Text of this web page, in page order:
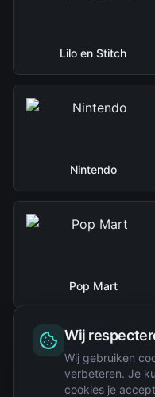
Lilo en Stitch
Nintendo
Pop Mart
Squishy
Wij
Wij gebruiken
verbeteren. Je
cookies je